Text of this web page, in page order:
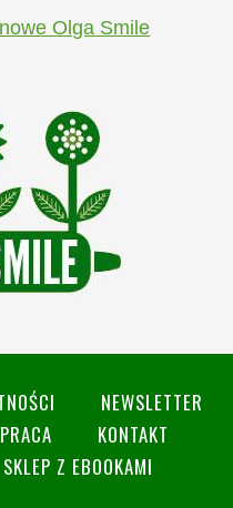
Olga Smile
NEWSLETTER
KONTAKT
SKLEP Z EBOOKAMI